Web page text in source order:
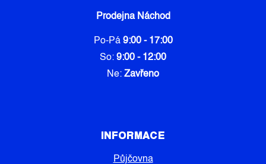
Prodejna Náchod
Po-Pá 9:00 - 17:00
So: 9:00 - 12:00
Ne: Zavřeno
INFORMACE
Půjčovna